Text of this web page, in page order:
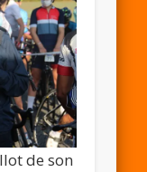
de son